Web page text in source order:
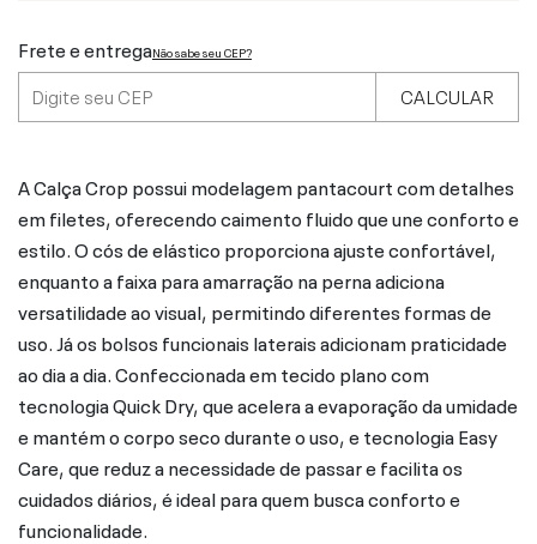
Frete e entregaNão sabe seu CEP?
CALCULAR
A Calça Crop possui modelagem pantacourt com detalhes
em filetes, oferecendo caimento fluido que une conforto e
estilo. O cós de elástico proporciona ajuste confortável,
enquanto a faixa para amarração na perna adiciona
versatilidade ao visual, permitindo diferentes formas de
uso. Já os bolsos funcionais laterais adicionam praticidade
ao dia a dia. Confeccionada em tecido plano com
tecnologia Quick Dry, que acelera a evaporação da umidade
e mantém o corpo seco durante o uso, e tecnologia Easy
Care, que reduz a necessidade de passar e facilita os
cuidados diários, é ideal para quem busca conforto e
funcionalidade.